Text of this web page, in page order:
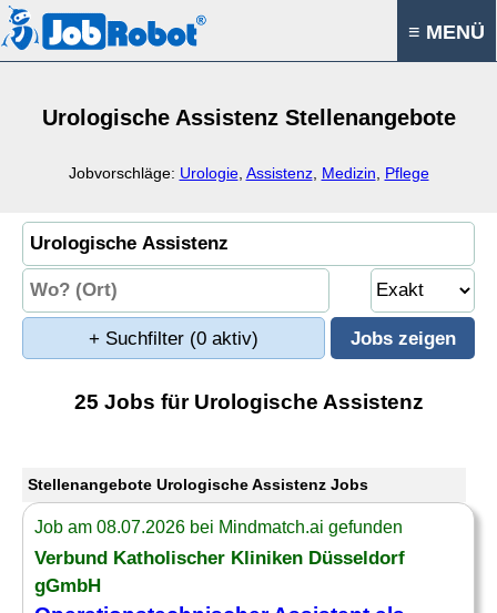
≡ MENÜ
Urologische Assistenz Stellenangebote
Jobvorschläge: Urologie, Assistenz, Medizin Pflege
+ Suchfilter (0 aktiv)
25 Jobs für Urologische Assistenz
Stellenangebote Urologische Assistenz Jobs
Job am 08.07.2026 bei Mindmatch.ai gefunden
Verbund Katholischer Kliniken Düsseldorf
gGmbH